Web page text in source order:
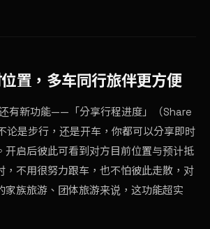
置，多车同行旅伴更方便
有新功能——「分享行程进度」（Share
是步行，还是开车，你都可以分享即时
开启后彼此可看到对方目前位置与预计抵
，不用很努力跟车，也不怕彼此走散，对
家族旅游、团体旅游来说，这功能超实